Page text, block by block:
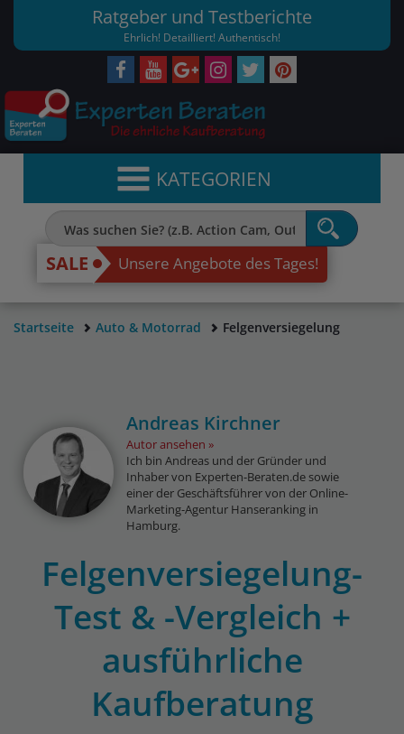
Ratgeber und Testberichte
Ehrlich! Detailliert! Authentisch!
KATEGORIEN
SALE Unsere Angebote des Tages!
Startseite Auto & Motorrad Felgenversiegelung
Andreas Kirchner
Autor ansehen
Ich bin Andreas und der Gründer und
Inhaber von Experten-Beraten.de sowie
einer der Geschäftsführer von der Online-
Marketing-Agentur Hanseranking in
Hamburg.
Felgenversiegelung-
Test & -Vergleich +
ausführliche
Kaufberatung